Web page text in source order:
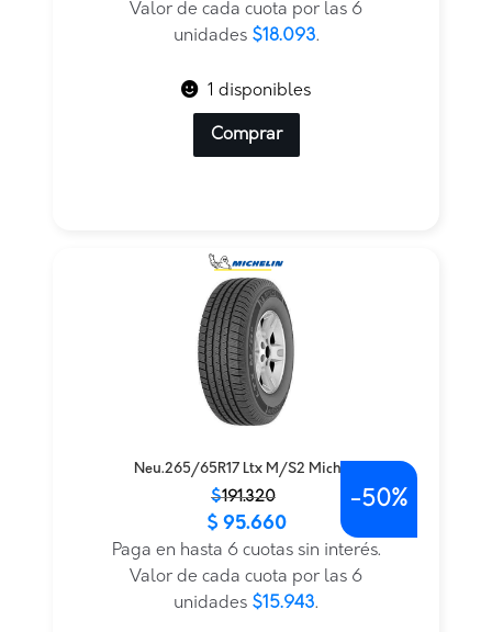
Valor de cada cuota por las 6
unidades $18.093.
1 disponibles
Comprar
Neu.265/65R17 Ltx M/S2 Micheli
$191.320
original
actual
$ 95.660
Paga en hasta 6 cuotas sin interés.
Valor de cada cuota por las 6
unidades $15.943.
-50%